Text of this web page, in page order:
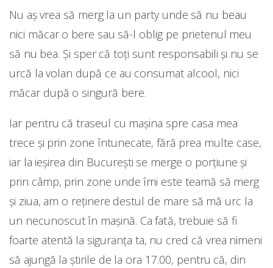
Nu aș vrea să merg la un party unde să nu beau
nici măcar o bere sau să-l oblig pe prietenul meu
să nu bea. Și sper că toți sunt responsabili și nu se
urcă la volan după ce au consumat alcool, nici
măcar după o singură bere.
Iar pentru că traseul cu mașina spre casa mea
trece și prin zone întunecate, fără prea multe case,
iar la ieșirea din București se merge o porțiune și
prin câmp, prin zone unde îmi este teamă să merg
și ziua, am o reținere destul de mare să mă urc la
un necunoscut în mașină. Ca fată, trebuie să fi
foarte atentă la siguranța ta, nu cred că vrea nimeni
să ajungă la știrile de la ora 17.00, pentru că, din